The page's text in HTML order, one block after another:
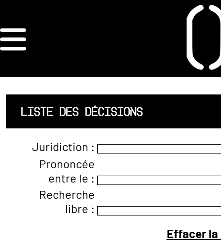
ORDRE DES
ARCHITECTES
ACCUEIL
LISTE DES
ARCHITECTES
JURISPRUDENCE
ANNEXE 4 CODT
LISTE DES DÉCISIONS
Juridiction :
Prononcée
entre le :
Recherche
libre :
Effacer